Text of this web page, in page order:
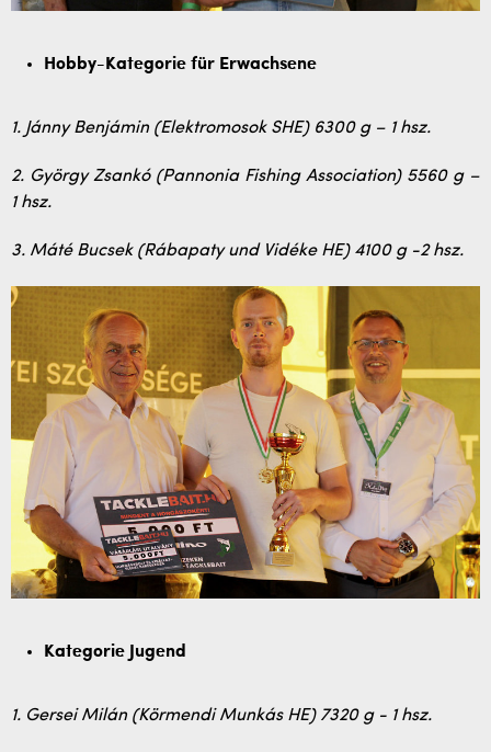
Hobby-Kategorie für Erwachsene
1. Jánny Benjámin (Elektromosok SHE) 6300 g – 1 hsz.
2. György Zsankó (Pannonia Fishing Association) 5560 g –
1 hsz.
3. Máté Bucsek (Rábapaty und Vidéke HE) 4100 g -2 hsz.
Kategorie Jugend
1. Gersei Milán (Körmendi Munkás HE) 7320 g - 1 hsz.